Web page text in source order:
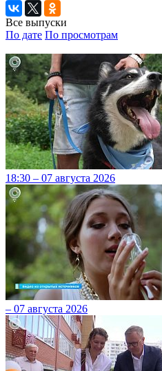
Все выпуски
По дате По просмотрам
18:30 – 07 августа 2026
– 07 августа 2026